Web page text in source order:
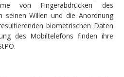
von Fingerabdrücken des
seinen Willen und die Anordnung
biometrischen Daten
des Mobiltelefons finden ihre